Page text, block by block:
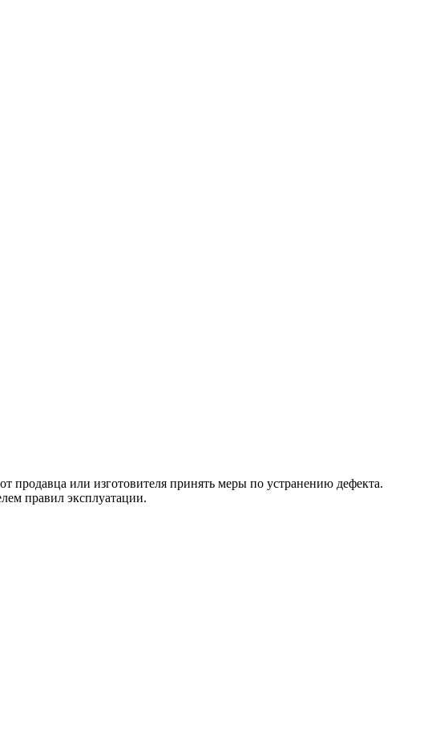
продавца или изготовителя принять меры по устранению дефекта.
правил эксплуатации.